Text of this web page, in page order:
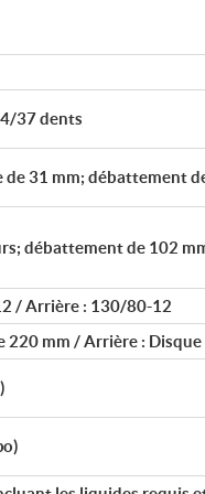
37 dents
de 31 mm; débattement
débattement de 102
/ Arrière : 130/80-12
220 mm / Arrière : Disque